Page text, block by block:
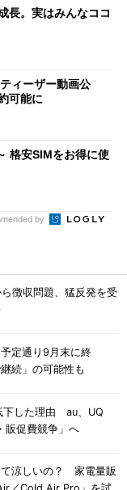
長。実はみんなココ
ィーザー動画公
可能に
格安SIMをお得に使
by
徴収問題、猛反発を受
定通り9月末に終
続」の可能性も
下した理由 au、UQ
販促費競争」へ
て涼しいの？ 家電量販